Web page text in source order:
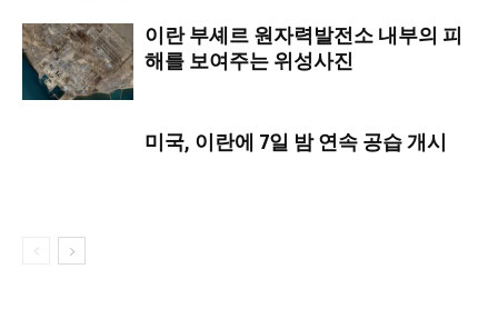
이란 부셰르 원자력발전소 내부의 피
해를 보여주는 위성사진
미국, 이란에 7일 밤 연속 공습 개시